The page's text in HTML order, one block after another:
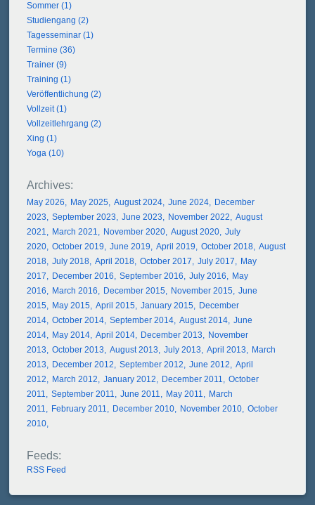
Sommer (1)
Studiengang (2)
Tagesseminar (1)
Termine (36)
Trainer (9)
Training (1)
Veröffentlichung (2)
Vollzeit (1)
Vollzeitlehrgang (2)
Xing (1)
Yoga (10)
May 2026 May 2025 August 2024 June 2024
December
2023
September 2023 June 2023 November 2022
August
2021
March 2021 November 2020 August 2020 July
2020 October 2019 June 2019 April 2019 October 2018 August
2018 July 2018 April 2018 October 2017 July 2017
May
2017
December 2016 September 2016 July 2016
May
2016
March 2016 December 2015 November 2015 June
2015
May 2015 April 2015 January 2015
December
2014 October 2014 September 2014 August 2014 June
2014
May 2014 April 2014 December 2013
November
2013
October 2013 August 2013 July 2013 April 2013
March
2013
December 2012 September 2012 June 2012
April
2012
March 2012 January 2012 December 2011
October
2011
September 2011 June 2011 May 2011
March
2011
February 2011 December 2010 November 2010 October
2010
RSS Feed